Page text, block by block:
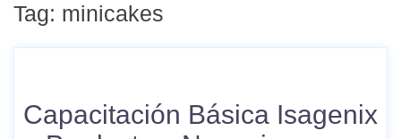
Tag: minicakes
Capacitación Básica Isagenix